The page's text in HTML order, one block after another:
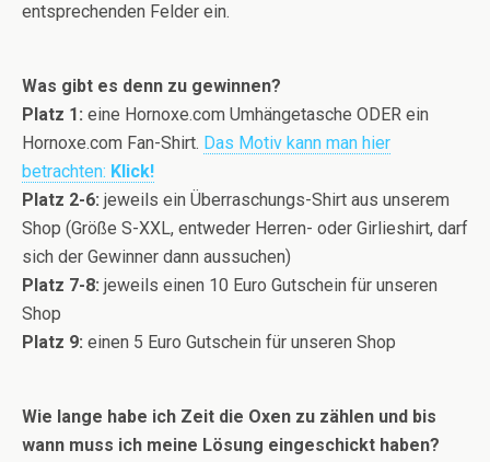
entsprechenden Felder ein.
Was gibt es denn zu gewinnen?
Platz 1: eine Hornoxe.com Umhängetasche ODER ein
Hornoxe.com Fan-Shirt. Das Motiv kann man hier
betrachten: Klick!
Platz 2-6: jeweils ein Überraschungs-Shirt aus unserem
Shop (Größe S-XXL, entweder Herren- oder Girlieshirt, darf
sich der Gewinner dann aussuchen)
Platz 7-8: jeweils einen 10 Euro Gutschein für unseren
Shop
Platz 9: einen 5 Euro Gutschein für unseren Shop
Wie lange habe ich Zeit die Oxen zu zählen und bis
wann muss ich meine Lösung eingeschickt haben?